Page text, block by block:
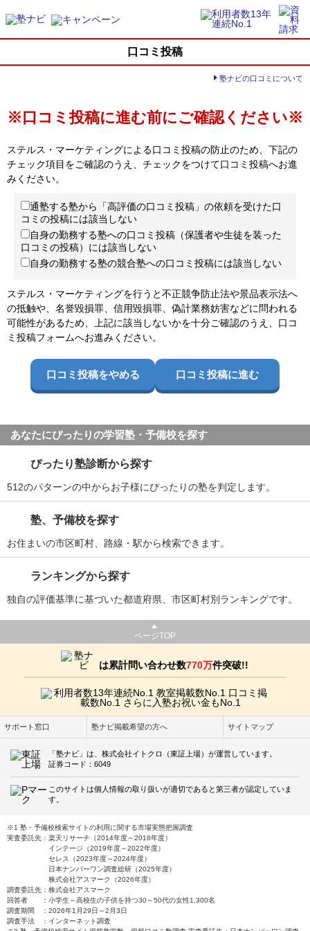
口コミ投稿
塾ナビの口コミについて
※口コミ投稿に進む前にご確認ください※
ステルス・マーケティングによる口コミ投稿の防止のため、下記の
チェック項目をご確認のうえ、チェックをつけて口コミ投稿へお進
みください。
通塾する塾から「高評価の口コミ投稿」の依頼を受けた口
コミの投稿には該当しない
自身の勤務する塾への口コミ投稿（保護者や生徒を装った
口コミの投稿）には該当しない
自身の勤務する塾の競合塾への口コミ投稿には該当しない
ステルス・マーケティングを行うと不正競争防止法や景品表示法へ
の抵触や、名誉毀損罪、信用毀損罪、偽計業務妨害などに問われる
可能性があるため、上記に該当しないかを十分ご確認のうえ、口コ
ミ投稿フォームへお進みください。
口コミ投稿をやめる 口コミ投稿に進む
あなたにぴったりの学習塾・予備校を探す
ぴったり塾診断から探す
512のパターンの中からお子様にぴったりの塾を判定します。
塾、予備校を探す
お住まいの市区町村、路線・駅から検索できます。
ランキングから探す
独自の評価基準に基づいた都道府県、市区町村別ランキングです。
ページTOP
は累計問い合わせ数770万件突破!!
サポート窓口 塾ナビ掲載希望の方へ サイトマップ
「塾ナビ」は、株式会社イトクロ（東証上場）が運営しています。
証券コード：6049
このサイトは個人情報の取り扱いが適切であると第三者が認定していま
す。
※1 塾・予備校検索サイトの利用に関する市場実態把握調査
実査委託先：楽天リサーチ（2014年度～2018年度）
インテージ（2019年度～2022年度）
セレス（2023年度～2024年度）
日本ナンバーワン調査総研（2025年度）
株式会社アスマーク（2026年度）
調査委託先：株式会社アスマーク
回答者 ：小学生～高校生の子供を持つ30～50代の女性1,300名
調査期間 ：2026年1月29日～2月3日
調査手法 ：インターネット調査